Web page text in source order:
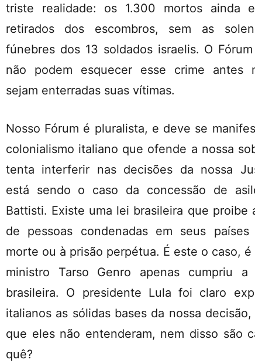
triste realidade: os 1.300 mortos ainda
retirados dos escombros, sem as
fúnebres dos 13 soldados israelis. O
não podem esquecer esse crime antes
sejam enterradas suas vítimas.
Nosso Fórum é pluralista, e deve se
colonialismo italiano que ofende a nossa
tenta interferir nas decisões da nossa
está sendo o caso da concessão de
Battisti. Existe uma lei brasileira que proibe
de pessoas condenadas em seus
morte ou à prisão perpétua. É este o caso, é
ministro Tarso Genro apenas cumpriu
brasileira. O presidente Lula foi claro
italianos as sólidas bases da nossa
que eles não entenderam, nem disso são
quê?